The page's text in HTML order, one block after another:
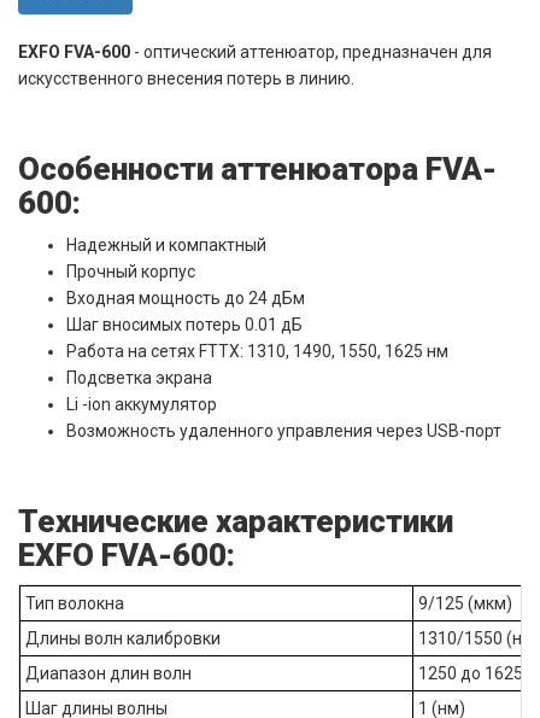
EXFO FVA-600 - оптический аттенюатор, предназначен для
искусственного внесения потерь в линию.
Особенности аттенюатора FVA-
600:
Надежный и компактный
Прочный корпус
Входная мощность до 24 дБм
Шаг вносимых потерь 0.01 дБ
Работа на сетях FTTX: 1310, 1490, 1550, 1625 нм
Подсветка экрана
Li -ion аккумулятор
Возможность удаленного управления через USB-порт
Технические характеристики
EXFO FVA-600:
Тип волокна
9/125 (мкм)
Длины волн калибровки
1310/1550 (нм)
Диапазон длин волн
1250 до 1625
Шаг длины волны
1 (нм)